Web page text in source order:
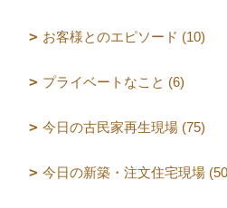
お客様とのエピソード (10)
プライベートなこと (6)
今日の古民家再生現場 (75)
今日の新築・注文住宅現場